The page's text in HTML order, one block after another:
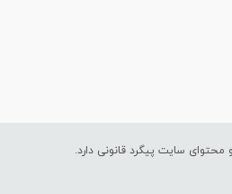
سایت پیگرد قانونی دارد.